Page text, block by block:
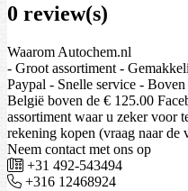
0 review(s)
Waarom Autochem.nl
- Groot assortiment -
Paypal - Snelle service -
België boven de € 125.00
assortiment waar u zeker
rekening kopen (vraag naar de
Neem contact met ons op
+31 492-543494
+316 12468924